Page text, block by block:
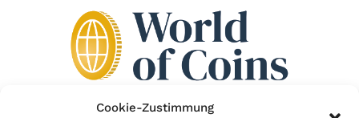
Cookie-Zustimmung